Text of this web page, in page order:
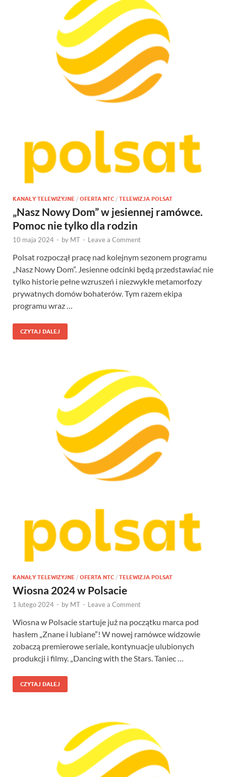
KANAŁY TELEWIZYJNE / OFERTA NTC / TELEWIZJA POLSAT
„Nasz Nowy Dom” w jesiennej ramówce.
Pomoc nie tylko dla rodzin
10 maja 2024 - by MT - Leave a Comment
Polsat rozpoczął pracę nad kolejnym sezonem programu
„Nasz Nowy Dom”. Jesienne odcinki będą przedstawiać nie
tylko historie pełne wzruszeń i niezwykłe metamorfozy
prywatnych domów bohaterów. Tym razem ekipa
programu wraz …
CZYTAJ DALEJ
KANAŁY TELEWIZYJNE / OFERTA NTC / TELEWIZJA POLSAT
Wiosna 2024 w Polsacie
1 lutego 2024 - by MT - Leave a Comment
Wiosna w Polsacie startuje już na początku marca pod
hasłem „Znane i lubiane”! W nowej ramówce widzowie
zobaczą premierowe seriale, kontynuacje ulubionych
produkcji i filmy. „Dancing with the Stars. Taniec …
CZYTAJ DALEJ